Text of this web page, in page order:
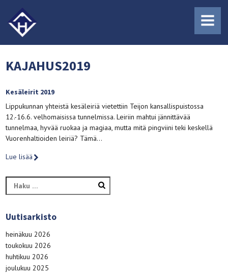
MENU
KAJAHUS2019
Kesäleirit 2019
Lippukunnan yhteistä kesäleiriä vietettiin Teijon kansallispuistossa
12.-16.6. velhomaisissa tunnelmissa. Leiriin mahtui jännittävää
tunnelmaa, hyvää ruokaa ja magiaa, mutta mitä pingviini teki keskellä
Vuorenhaltioiden leiriä? Tämä…
Lue lisää
Haku:
Uutisarkisto
heinäkuu 2026
toukokuu 2026
huhtikuu 2026
joulukuu 2025